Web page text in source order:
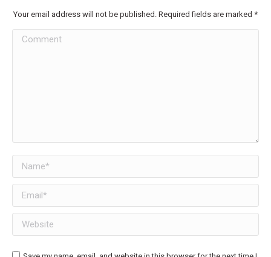
Your email address will not be published. Required fields are marked *
Comment
Name *
Email *
Website